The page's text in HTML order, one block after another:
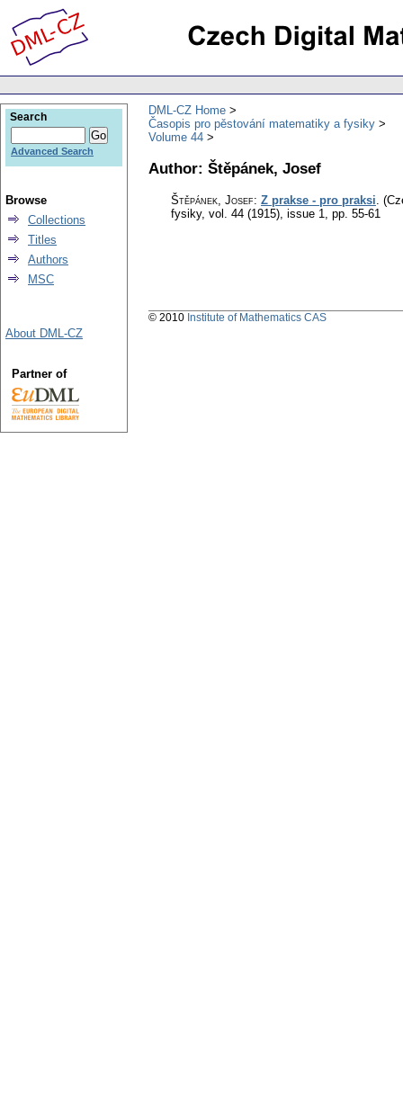
DML-CZ Home
Časopis pro pěstování matematiky a fysiky
Volume 44
Author: Štěpánek, Josef
Štěpánek, Josef: Z prakse - pro praksi.
fysiky, vol. 44 (1915), issue 1, pp. 55-61
Search
Advanced Search
Browse
Collections
Titles
Authors
MSC
About DML-CZ
Partner of
© 2010 Institute of Mathematics CAS